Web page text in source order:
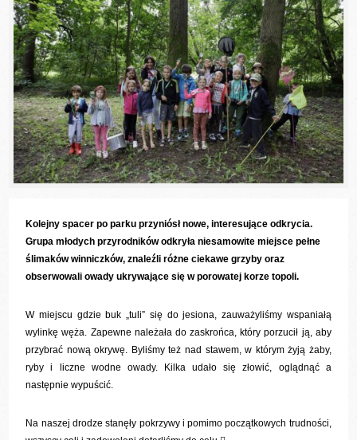
Kolejny spacer po parku przyniósł nowe, interesujące odkrycia.
Grupa młodych przyrodników odkryła niesamowite miejsce pełne
ślimaków winniczków, znaleźli różne ciekawe grzyby oraz
obserwowali owady ukrywające się w porowatej korze topoli.
W miejscu gdzie buk „tuli” się do jesiona, zauważyliśmy wspaniałą
wylinkę węża. Zapewne należała do zaskrońca, który porzucił ją, aby
przybrać nową okrywę. Byliśmy też nad stawem, w którym żyją żaby,
ryby i liczne wodne owady. Kilka udało się złowić, oglądnąć a
następnie wypuścić.
Na naszej drodze stanęły pokrzywy i pomimo początkowych trudności,